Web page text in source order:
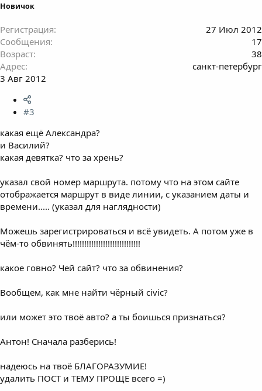
Новичок
Регистрация
27 Июл 2012
Сообщения
17
Возраст
38
Адрес
санкт-петербург
3 Авг 2012
#3
какая ещё Александра?
и Василий?
какая девятка? что за хрень?
указал свой номер маршрута. потому что на этом сайте
отображается маршрут в виде линии, с указанием даты и
времени..... (указал для наглядности)
Можешь зарегистрироваться и всё увидеть. А потом уже в
чём-то обвинять!!!!!!!!!!!!!!!!!!!!!!!!!!!!!
какое говно? Чей сайт? что за обвинения?
Вообщем, как мне найти чёрный civic?
или может это твоё авто? а ты боишься признаться?
Антон! Сначала разберись!
надеюсь на твоё БЛАГОРАЗУМИЕ!
удалить ПОСТ и ТЕМУ ПРОЩЕ всего =)